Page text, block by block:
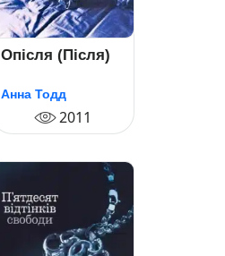
Опісля (Після)
Анна Тодд
2011